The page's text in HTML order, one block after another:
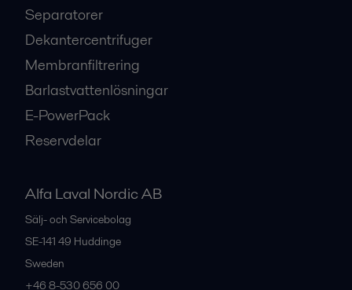
Separatorer
Dekantercentrifuger
Membranfiltrering
Barlastvattenlösningar
E-PowerPack
Reservdelar
Alfa Laval Nordic AB
Sälj- och Servicebolag
SE-141 49 Huddinge
Sweden
+46 8-530 656 00